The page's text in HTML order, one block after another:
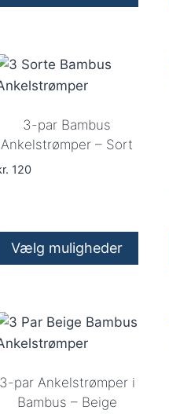
Mulighederne
kan
3-par Bambus
Ankelstrømper – Sort
120
Vælg muligheder
Mulighederne
3-par Ankelstrømper i
Bambus – Beige